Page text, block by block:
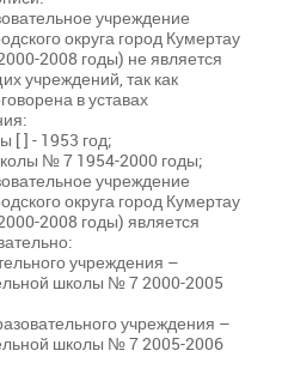
учреждение
округа город Кумертау
2008 годы) не является
учреждений, так как
в уставах
[ ] - 1953 год;
№ 7 1954-2000 годы;
учреждение
округа город Кумертау
2008 годы) является
учреждения –
школы № 7 2000-2005
учреждения –
школы № 7 2005-2006